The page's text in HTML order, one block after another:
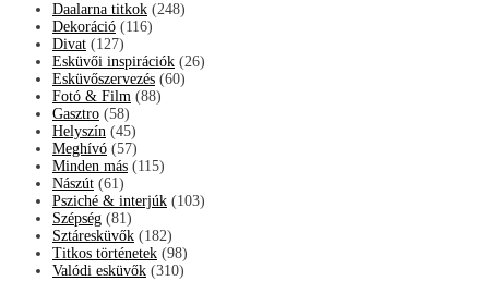
Daalarna titkok (248)
Dekoráció (116)
Divat (127)
Esküvői inspirációk (26)
Esküvőszervezés (60)
Fotó & Film (88)
Gasztro (58)
Helyszín (45)
Meghívó (57)
Minden más (115)
Nászút (61)
Psziché & interjúk (103)
Szépség (81)
Sztáresküvők (182)
Titkos történetek (98)
Valódi esküvők (310)